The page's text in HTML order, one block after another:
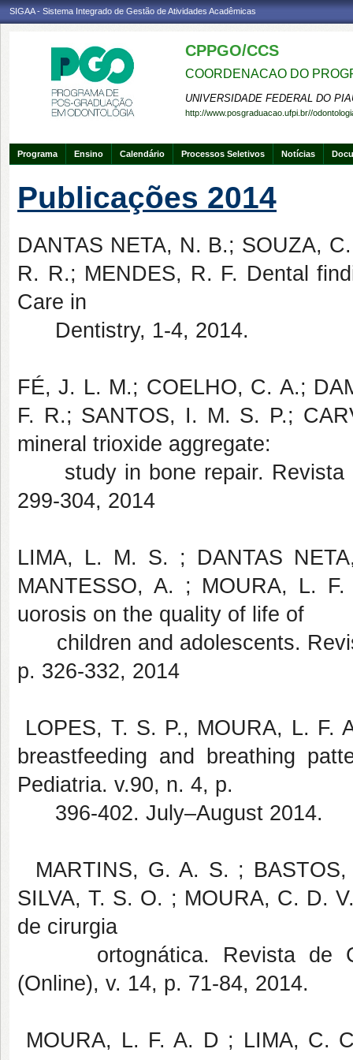
SIGAA - Sistema Integrado de Gestão de Atividades Acadêmicas
CPPGO/CCS
COORDENACAO DO
UNIVERSIDADE FEDERAL DO
http://www.posgraduacao.ufpi.br//
Programa Ensino Calendário Processos Seletivos Notícias
Publicações 2014
DANTAS NETA, N. B.; SOUZA,
R. R.; MENDES, R. F. Dental
Care in
Dentistry, 1-4, 2014.
FÉ, J. L. M.; COELHO, C. A.;
F. R.; SANTOS, I. M. S. P.;
mineral trioxide aggregate:
study in bone repair. Revista
299-304, 2014
LIMA, L. M. S. ; DANTAS
MANTESSO, A. ; MOURA, L.
uorosis on the quality of life of
children and adolescents.
p. 326-332, 2014
LOPES, T. S. P., MOURA, L. F.
breastfeeding and breathing
Pediatria. v.90, n. 4, p.
396-402. July–August 2014.
MARTINS, G. A. S. ;
SILVA, T. S. O. ; MOURA, C. D.
de cirurgia
ortognática. Revista de
(Online), v. 14, p. 71-84, 2014.
MOURA, L. F. A. D ; LIMA, C.